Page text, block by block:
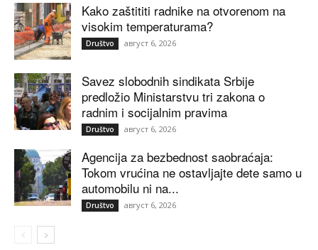
Kako zaštititi radnike na otvorenom na
visokim temperaturama?
Društvo август 6, 2026
Savez slobodnih sindikata Srbije
predložio Ministarstvu tri zakona o
radnim i socijalnim pravima
Društvo август 6, 2026
Agencija za bezbednost saobraćaja:
Tokom vrućina ne ostavljajte dete samo u
automobilu ni na...
Društvo август 6, 2026